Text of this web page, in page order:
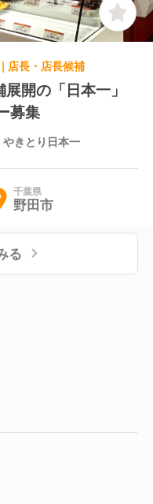
店長・店長候補
開の「日本一」
募集
きとり日本一
千葉県
野田市
る